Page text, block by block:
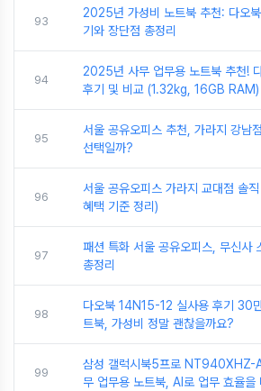
93
2025년 가성비 노트북 추천: 다오
기와 장단점 총정리
94
2025년 사무 업무용 노트북 추천!
후기 및 비교 (1.32kg, 16GB RAM)
95
서울 공유오피스 추천, 가라지 강남
선택일까?
96
서울 공유오피스 가라지 교대점 솔
혜택 기준 정리)
97
패션 특화 서울 공유오피스, 무신사
총정리
98
다오북 14N15-12 실사용 후기 30
트북, 가성비 정말 괜찮을까요?
99
삼성 갤럭시북5프로 NT940XHZ-
무 업무용 노트북, AI로 업무 효율을